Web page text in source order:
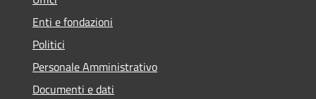
Enti e fondazioni
Politici
Personale Amministrativo
Documenti e dati